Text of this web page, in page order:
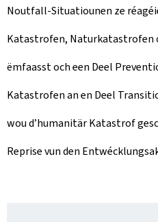
Noutfall-Situatiounen ze
Katastrofen, Naturkatastrofen
ëmfaasst och een Deel
Katastrofen an en Deel
wou d’humanitär Katastrof
Reprise vun den